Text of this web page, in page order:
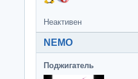
Неактивен
NEMO
Поджигатель